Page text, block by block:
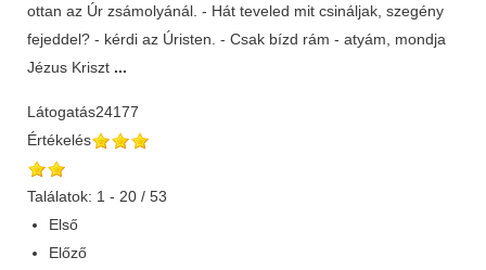
ottan az Úr zsámolyánál. - Hát teveled mit csináljak, szegény
fejeddel? - kérdi az Úristen. - Csak bízd rám - atyám, mondja
Jézus Kriszt ...
Látogatás24177
Értékelés
Találatok: 1 - 20 / 53
Első
Előző